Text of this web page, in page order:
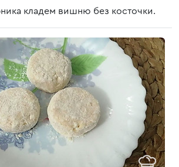
кладем вишню без косточки.